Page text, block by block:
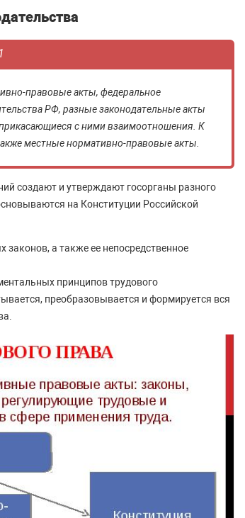
правовые акты, федеральное
РФ, разные законодательные акты
с ними взаимоотношения. К
местные нормативно-правовые акты.
создают и утверждают госорганы разного
на Конституции Российской
а также ее непосредственное
принципов трудового
преобразовывается и формируется вся